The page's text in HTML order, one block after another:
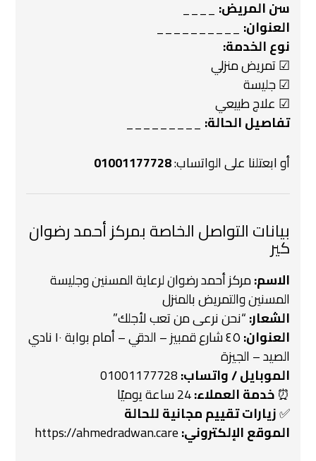
سن المريض: ____
العنوان: __________
نوع الخدمة:
☑ تمريض منزلي
☑ جليسة
☑ علاج طبيعي
تفاصيل الحالة: _________
أو ابعتلنا على الواتساب:01001177728
بيانات التواصل الخاصة بمركز أحمد رضوان
كير
الاسم:مركز أحمد رضوان لرعاية المسنين وجليسة
المسنين والتمريض بالمنزل
الشعار:“نحن نرعى من تعب لأجلك”
العنوان:
٤٥ شارع قمبيز – الدقي – أمام بوابة ١٠ نادي
الصيد – الجيزة
الموبايل / واتساب:
⏰خدمة العملاء:24 ساعة يوميًا
✅زيارات تقييم مجانية للحالة
الموقع الإلكتروني:https://ahmedradwan.care